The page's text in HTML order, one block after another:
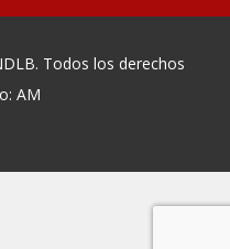
. Todos los derechos
AM